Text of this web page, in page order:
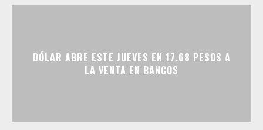
DÓLAR ABRE ESTE JUEVES EN 17.68 PESOS A
LA VENTA EN BANCOS